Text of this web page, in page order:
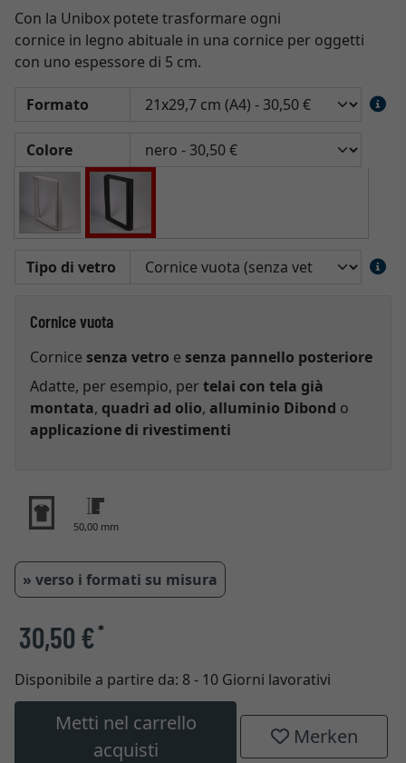
Con la Unibox potete trasformare ogni
cornice in legno abituale in una cornice per oggetti
con uno espessore di 5 cm.
Formato
Colore
Tipo di vetro
Cornice vuota
Cornice senza vetro e senza pannello posteriore
Adatte, per esempio, per telai con tela già
montata, quadri ad olio, alluminio Dibond o
applicazione di rivestimenti
50,00 mm
» verso i formati su misura
30,50 €*
Disponibile a partire da: 8 - 10 Giorni lavorativi
Metti nel carrello
acquisti
Merken